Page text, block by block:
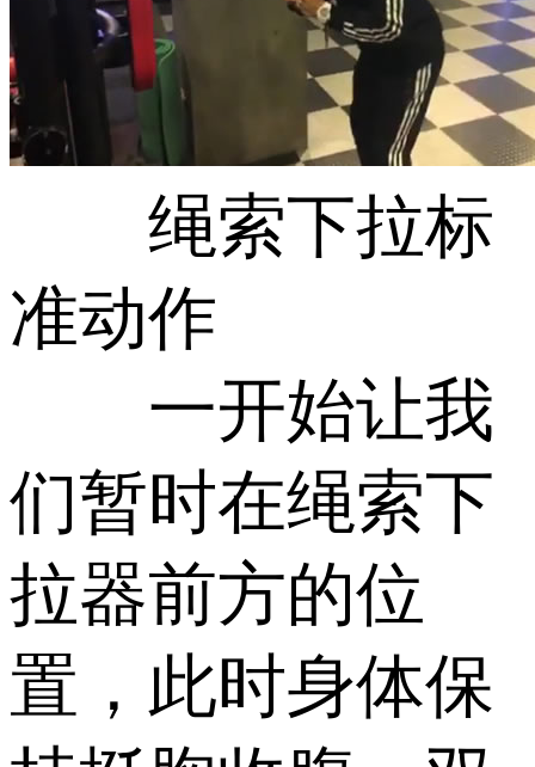
绳索下拉标
准动作
一开始让我
们暂时在绳索下
拉器前方的位
置，此时身体保